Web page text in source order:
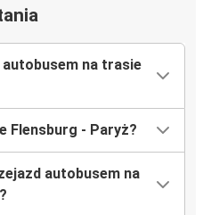
autobusem na trasie
Flensburg - Paryż?
autobusem na